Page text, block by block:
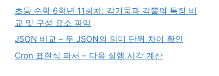
초등 수학 6학년 11회차: 각기둥과 각뿔의 특징 비
교 및 구성 요소 파악
JSON 비교 – 두 JSON의 의미 단위 차이 확인
Cron 표현식 파서 – 다음 실행 시각 계산